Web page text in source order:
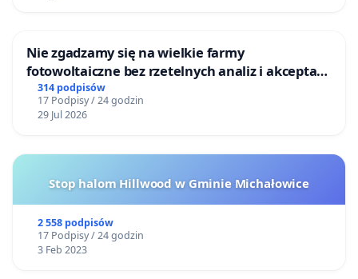
Nie zgadzamy się na wielkie farmy
fotowoltaiczne bez rzetelnych analiz i akceptacji
mieszkańców
314 podpisów
17 Podpisy / 24 godzin
29 Jul 2026
Stop halom Hillwood w Gminie Michałowice
2 558 podpisów
17 Podpisy / 24 godzin
3 Feb 2023